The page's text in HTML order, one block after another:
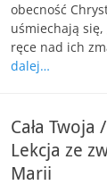
obecność
uśmiechają się,
ręce nad ich
dalej…
Cała Twoja
Lekcja ze
Marii